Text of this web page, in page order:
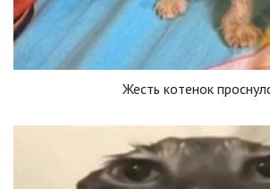
Жесть котенок